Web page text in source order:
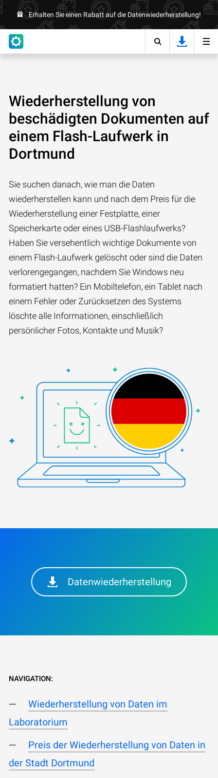
Erhalten Sie einen Rabatt auf die Datenwiederherstellung!
Wiederherstellung von
beschädigten Dokumenten auf
einem Flash-Laufwerk in
Dortmund
Sie suchen danach, wie man die Daten
wiederherstellen kann und nach dem Preis für die
Wiederherstellung einer Festplatte, einer
Speicherkarte oder eines USB-Flashlaufwerks?
Haben Sie versehentlich wichtige Dokumente von
einem Flash-Laufwerk gelöscht oder sind die Daten
verlorengegangen, nachdem Sie Windows neu
formatiert hatten? Ein Mobiltelefon, ein Tablet nach
einem Fehler oder Zurücksetzen des Systems
löschte alle Informationen, einschließlich
persönlicher Fotos, Kontakte und Musik?
Datenwiederherstellung
NAVIGATION:
Wiederherstellung von Daten im
Laboratorium
Preis der Wiederherstellung von Daten in
der Stadt Dortmund